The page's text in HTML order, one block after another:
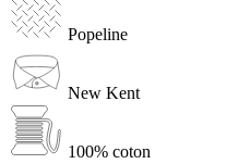
Popeline
New Kent
100% coton